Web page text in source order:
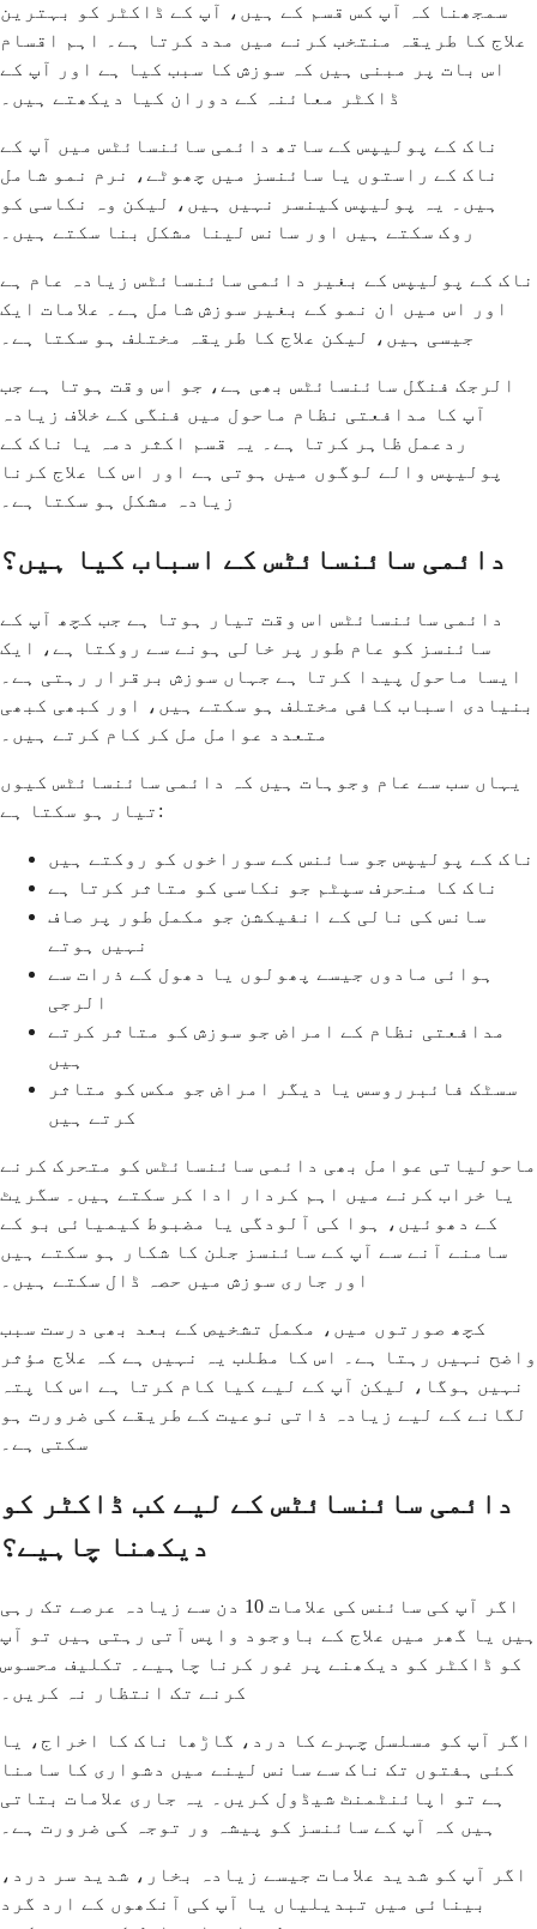
سمجھنا کہ آپ کس قسم کے ہیں، آپ کے ڈاکٹر کو بہترین
علاج کا طریقہ منتخب کرنے میں مدد کرتا ہے۔ اہم اقسام
اس بات پر مبنی ہیں کہ سوزش کا سبب کیا ہے اور آپ کے
ڈاکٹر معائنہ کے دوران کیا دیکھتے ہیں۔
ناک کے پولیپس کے ساتھ دائمی سائنسائٹس میں آپ کے
ناک کے راستوں یا سائنسز میں چھوٹے، نرم نمو شامل
ہیں۔ یہ پولیپس کینسر نہیں ہیں، لیکن وہ نکاسی کو
روک سکتے ہیں اور سانس لینا مشکل بنا سکتے ہیں۔
ناک کے پولیپس کے بغیر دائمی سائنسائٹس زیادہ عام ہے
اور اس میں ان نمو کے بغیر سوزش شامل ہے۔ علامات ایک
جیسی ہیں، لیکن علاج کا طریقہ مختلف ہو سکتا ہے۔
الرجک فنگل سائنسائٹس بھی ہے، جو اس وقت ہوتا ہے جب
آپ کا مدافعتی نظام ماحول میں فنگی کے خلاف زیادہ
ردعمل ظاہر کرتا ہے۔ یہ قسم اکثر دمہ یا ناک کے
پولیپس والے لوگوں میں ہوتی ہے اور اس کا علاج کرنا
زیادہ مشکل ہو سکتا ہے۔
دائمی سائنسائٹس کے اسباب کیا ہیں؟
دائمی سائنسائٹس اس وقت تیار ہوتا ہے جب کچھ آپ کے
سائنسز کو عام طور پر خالی ہونے سے روکتا ہے، ایک
ایسا ماحول پیدا کرتا ہے جہاں سوزش برقرار رہتی ہے۔
بنیادی اسباب کافی مختلف ہو سکتے ہیں، اور کبھی کبھی
متعدد عوامل مل کر کام کرتے ہیں۔
یہاں سب سے عام وجوہات ہیں کہ دائمی سائنسائٹس کیوں
تیار ہو سکتا ہے:
ناک کے پولیپس جو سائنس کے سوراخوں کو روکتے ہیں
ناک کا منحرف سپٹم جو نکاسی کو متاثر کرتا ہے
سانس کی نالی کے انفیکشن جو مکمل طور پر صاف
نہیں ہوتے
ہوائی مادوں جیسے پھولوں یا دھول کے ذرات سے
الرجی
مدافعتی نظام کے امراض جو سوزش کو متاثر کرتے
ہیں
سسٹک فائبرروسس یا دیگر امراض جو مکس کو متاثر
کرتے ہیں
ماحولیاتی عوامل بھی دائمی سائنسائٹس کو متحرک کرنے
یا خراب کرنے میں اہم کردار ادا کر سکتے ہیں۔ سگریٹ
کے دھوئیں، ہوا کی آلودگی یا مضبوط کیمیائی بو کے
سامنے آنے سے آپ کے سائنسز جلن کا شکار ہو سکتے ہیں
اور جاری سوزش میں حصہ ڈال سکتے ہیں۔
کچھ صورتوں میں، مکمل تشخیص کے بعد بھی درست سبب
واضح نہیں رہتا ہے۔ اس کا مطلب یہ نہیں ہے کہ علاج مؤثر
نہیں ہوگا، لیکن آپ کے لیے کیا کام کرتا ہے اس کا پتہ
لگانے کے لیے زیادہ ذاتی نوعیت کے طریقے کی ضرورت ہو
سکتی ہے۔
دائمی سائنسائٹس کے لیے کب ڈاکٹر کو
دیکھنا چاہیے؟
اگر آپ کی سائنس کی علامات 10 دن سے زیادہ عرصے تک رہی
ہیں یا گھر میں علاج کے باوجود واپس آتی رہتی ہیں تو آپ
کو ڈاکٹر کو دیکھنے پر غور کرنا چاہیے۔ تکلیف محسوس
کرنے تک انتظار نہ کریں۔
اگر آپ کو مسلسل چہرے کا درد، گاڑھا ناک کا اخراج، یا
کئی ہفتوں تک ناک سے سانس لینے میں دشواری کا سامنا
ہے تو اپائنٹمنٹ شیڈول کریں۔ یہ جاری علامات بتاتی
ہیں کہ آپ کے سائنسز کو پیشہ ور توجہ کی ضرورت ہے۔
اگر آپ کو شدید علامات جیسے زیادہ بخار، شدید سر درد،
بینائی میں تبدیلیاں یا آپ کی آنکھوں کے ارد گرد